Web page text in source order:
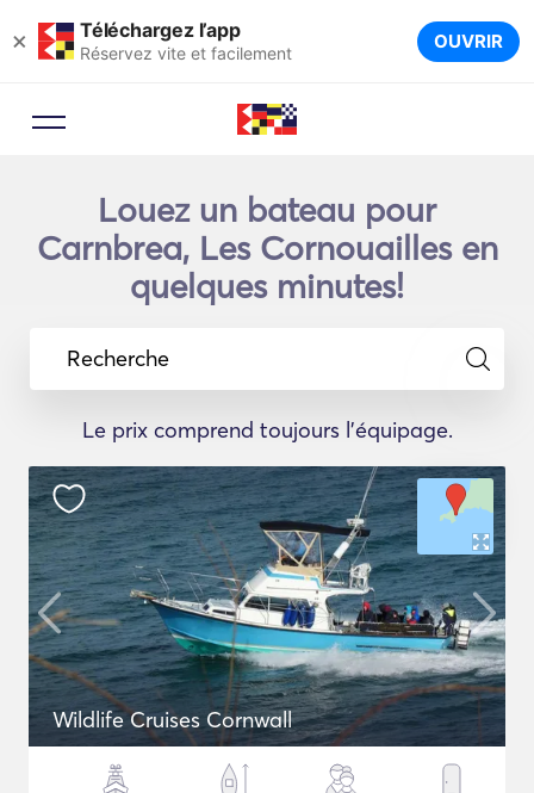
× Téléchargez l’app
Réservez vite et facilement OUVRIR
Louez un bateau pour
Carnbrea, Les Cornouailles en
quelques minutes!
Recherche
Le prix comprend toujours l'équipage.
Wildlife Cruises Cornwall